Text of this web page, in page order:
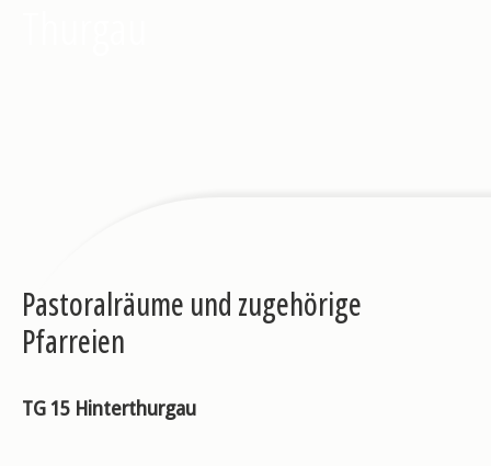
Pastoralräume und zugehörige
Pfarreien
TG 15 Hinterthurgau